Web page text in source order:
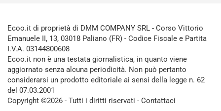
Ecoo.it di proprietà di DMM COMPANY SRL - Corso Vittorio
Emanuele II, 13, 03018 Paliano (FR) - Codice Fiscale e Partita
I.V.A. 03144800608
Ecoo.it non è una testata giornalistica, in quanto viene
aggiornato senza alcuna periodicità. Non può pertanto
considerarsi un prodotto editoriale ai sensi della legge n. 62
del 07.03.2001
Copyright ©2026 - Tutti i diritti riservati - Contattaci